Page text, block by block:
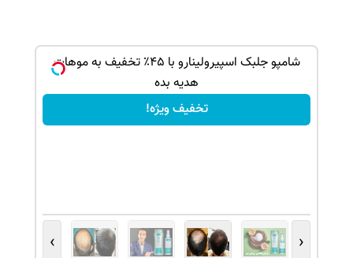
شامپو جلبک اسپیرولینارو با ۴۵٪ تخفیف به موهات
هدیه بده
تخفیف ویژه!
‹
›